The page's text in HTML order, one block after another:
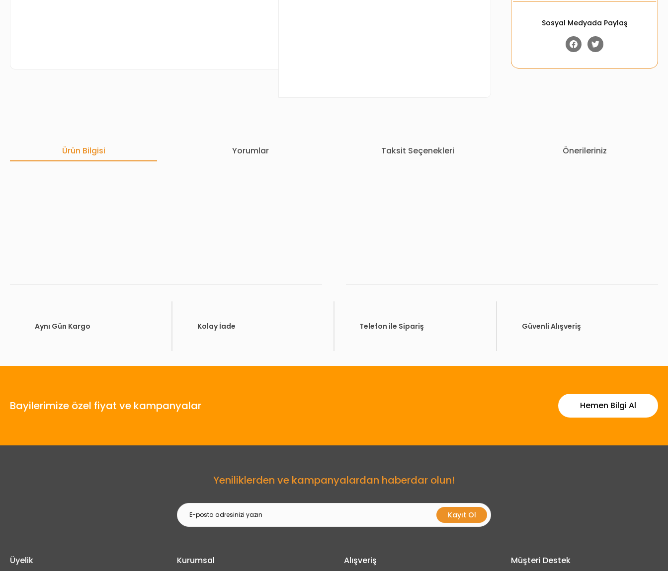
Sosyal Medyada Paylaş
Ürün Bilgisi Yorumlar Taksit Seçenekleri Önerileriniz
Gönder
Aynı Gün Kargo Kolay İade Telefon ile Sipariş Güvenli Alışveriş
Bayilerimize özel fiyat ve kampanyalar Hemen Bilgi Al
Yeniliklerden ve kampanyalardan haberdar olun!
Kayıt Ol
Üyelik Kurumsal Alışveriş Müşteri Destek